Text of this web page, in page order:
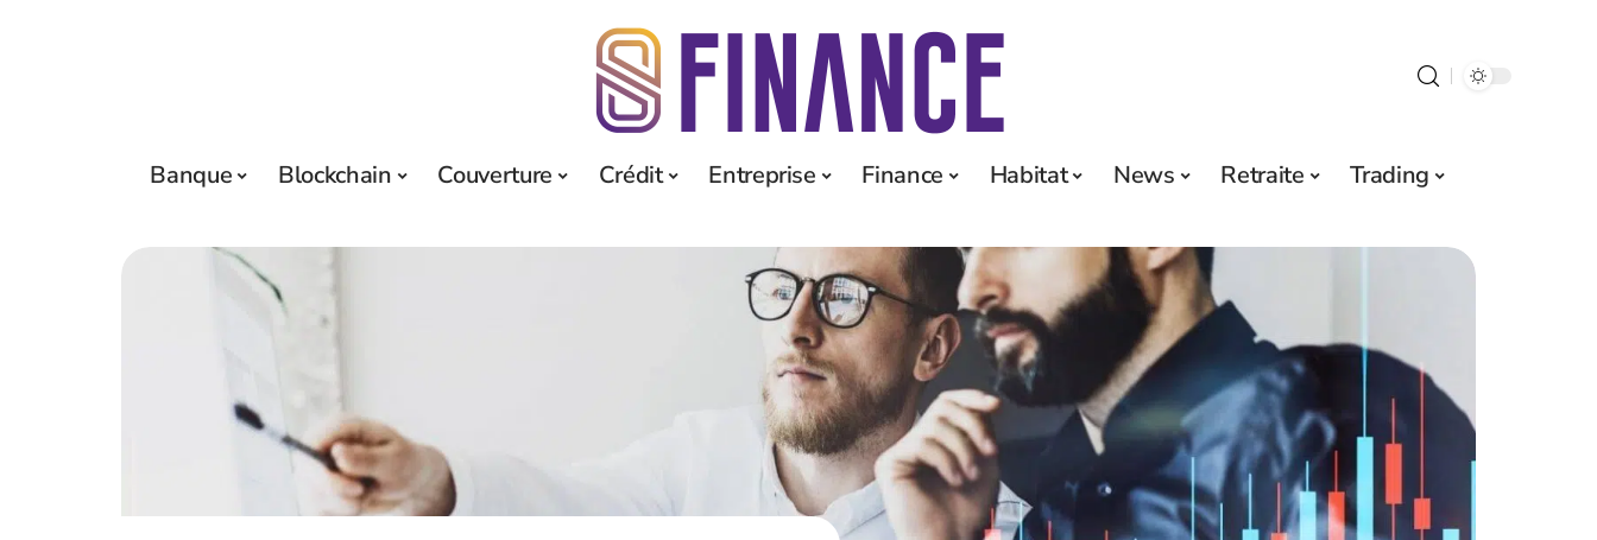
Banque Blockchain Couverture Crédit Entreprise Finance Habitat News Retraite Trading